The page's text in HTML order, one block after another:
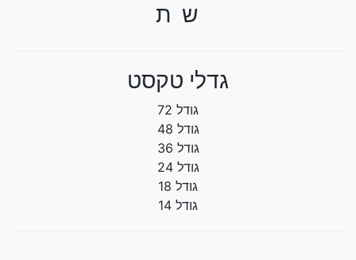
ש ת
גדלי טקסט
גודל 72
גודל 48
גודל 36
גודל 24
גודל 18
גודל 14